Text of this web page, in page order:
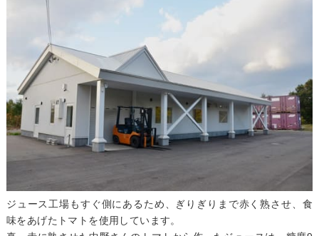
ジュース工場もすぐ側にあるため、ぎりぎりまで赤く熟させ、食
味をあげたトマトを使用しています。